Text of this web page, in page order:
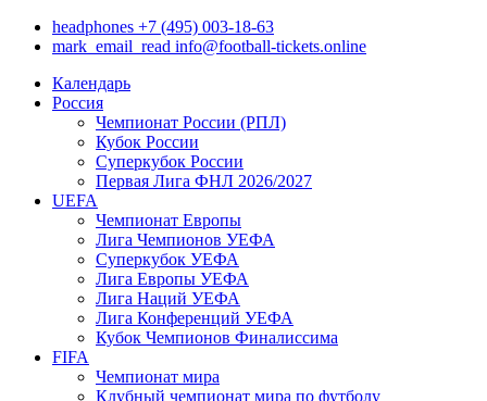
headphones +7 (495) 003-18-63
mark_email_read info@football-tickets.online
Календарь
Россия
Чемпионат России (РПЛ)
Кубок России
Суперкубок России
Первая Лига ФНЛ 2026/2027
UEFA
Чемпионат Европы
Лига Чемпионов УЕФА
Суперкубок УЕФА
Лига Европы УЕФА
Лига Наций УЕФА
Лига Конференций УЕФА
Кубок Чемпионов Финалиссима
FIFA
Чемпионат мира
Клубный чемпионат мира по футболу